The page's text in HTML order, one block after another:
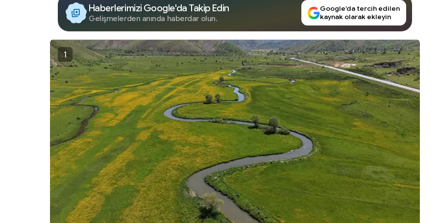
Haberlerimizi Google'da Takip Edin
Gelişmelerden anında haberdar olun.
Google’da tercih edilen
kaynak olarak ekleyin
1